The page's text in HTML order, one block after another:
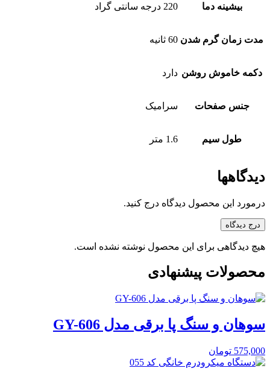
بیشینه دما 220 درجه سانتی گراد
مدت زمان گرم شدن 60 ثانیه
دکمه خاموش روشن دارد
جنس صفحات سرامیک
طول سیم 1.6 متر
دیدگاهها
درمورد این محصول دیدگاه درج کنید.
درج دیدگاه
هیچ دیدگاهی برای این محصول نوشته نشده است.
محصولات پیشنهادی
سوهان و سنگ پا برقی مدل GY-606
575,000 تومان